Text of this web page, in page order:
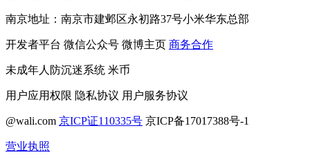
南京地址：南京市建邺区永初路37号小米华东总部
开发者平台 微信公众号 微博主页 商务合作
未成年人防沉迷系统 米币
用户应用权限 隐私协议 用户服务协议
@wali.com 京ICP证110335号 京ICP备17017388号-1
营业执照